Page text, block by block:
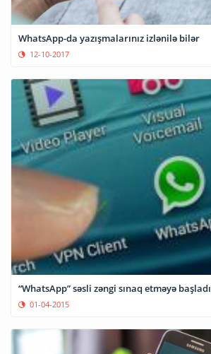
WhatsApp-da yazışmalarınız izlənilə bilər
12-10-2017
“WhatsApp” səsli zəngi sınaq etməyə başladı
01-04-2015